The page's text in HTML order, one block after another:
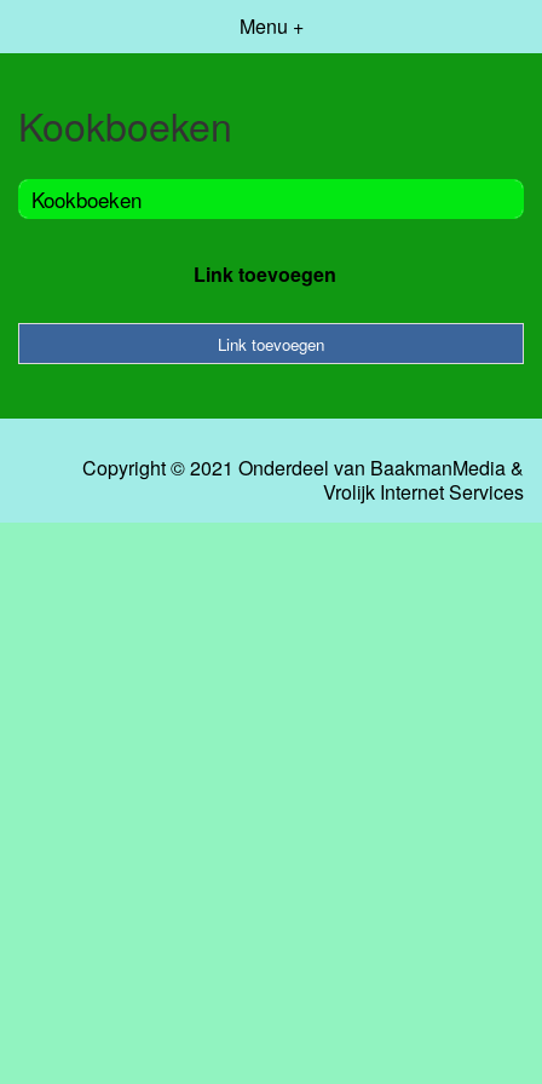
Menu +
Kookboeken
Kookboeken
Link toevoegen
Link toevoegen
Copyright © 2021 Onderdeel van BaakmanMedia&
Vrolijk Internet Services